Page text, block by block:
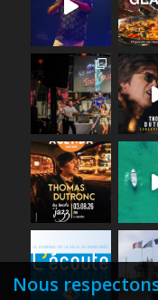
Nous